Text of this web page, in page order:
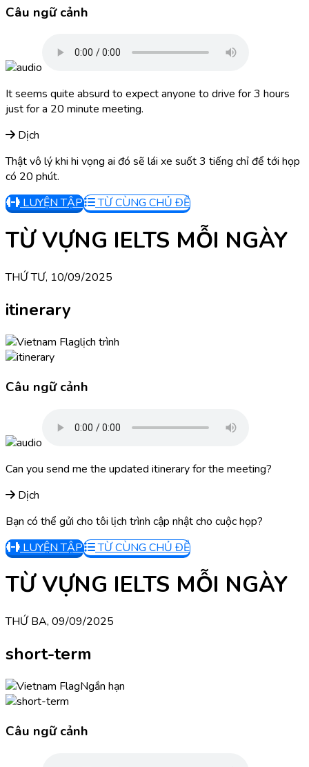
Câu ngữ cảnh
It seems quite absurd to expect anyone to drive for 3 hours
just for a 20 minute meeting.
Dịch
Thật vô lý khi hi vọng ai đó sẽ lái xe suốt 3 tiếng chỉ để tới họp
có 20 phút.
LUYỆN TẬP
TỪ CÙNG CHỦ ĐỀ
TỪ VỰNG IELTS MỖI NGÀY
THỨ TƯ, 10/09/2025
itinerary
lịch trình
Câu ngữ cảnh
Can you send me the updated itinerary for the meeting?
Dịch
Bạn có thể gửi cho tôi lịch trình cập nhật cho cuộc họp?
LUYỆN TẬP
TỪ CÙNG CHỦ ĐỀ
TỪ VỰNG IELTS MỖI NGÀY
THỨ BA, 09/09/2025
short-term
Ngắn hạn
Câu ngữ cảnh